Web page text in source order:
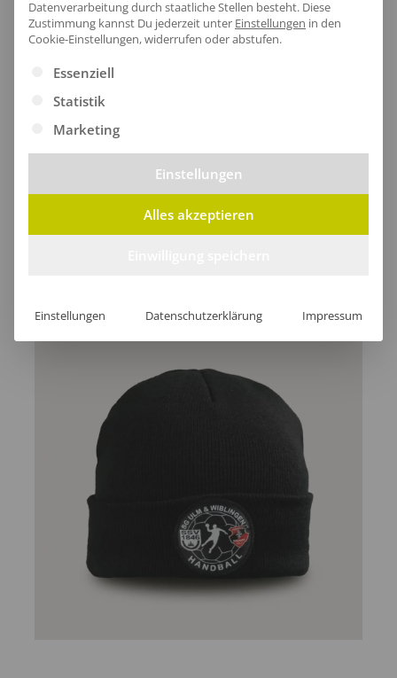
Lieferzeit
[jgm-review-widget]
Datenverarbeitung durch staatliche Stellen besteht. Diese
Zustimmung kannst Du jederzeit unter Einstellungen in den
Cookie-Einstellungen, widerrufen oder abstufen.
Es folgt eine Liste der Service-Gruppen, für die eine
Essenziell
Statistik
Marketing
Einstellungen
Alles akzeptieren
Einstellungen Datenschutzerklärung Impressum